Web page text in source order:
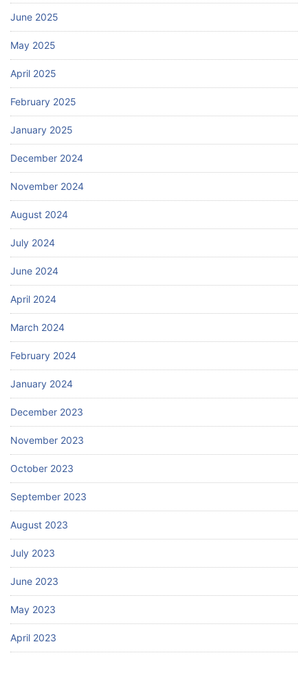
June 2025
May 2025
April 2025
February 2025
January 2025
December 2024
November 2024
August 2024
July 2024
June 2024
April 2024
March 2024
February 2024
January 2024
December 2023
November 2023
October 2023
September 2023
August 2023
July 2023
June 2023
May 2023
April 2023